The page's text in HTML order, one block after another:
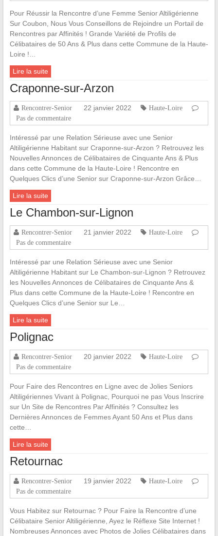
Pour Réussir la Rencontre d’une Femme Senior Altiligérienne
Sur Coubon, Nous Vous Conseillons de Rejoindre un Portail de
Rencontres par Affinités ! Grande Variété de Profils de
Célibataires de 50 Ans & Plus dans cette Commune de la Haute-
Loire !…
Lire la suite
Craponne-sur-Arzon
Rencontrer-Senior 22 janvier 2022
Haute-Loire
Pas de commentaire
Intéressé par une Relation Sérieuse avec une Senior
Altiligérienne Habitant sur Craponne-sur-Arzon ? Retrouvez les
Nouvelles Annonces de Célibataires de Cinquante Ans & Plus
dans cette Commune de la Haute-Loire ! Rencontre en
Quelques Clics d’une Senior sur Craponne-sur-Arzon Grâce…
Lire la suite
Le Chambon-sur-Lignon
Rencontrer-Senior 21 janvier 2022
Haute-Loire
Pas de commentaire
Intéressé par une Relation Sérieuse avec une Senior
Altiligérienne Habitant sur Le Chambon-sur-Lignon ? Retrouvez
les Nouvelles Annonces de Célibataires de Cinquante Ans &
Plus dans cette Commune de la Haute-Loire ! Rencontre en
Quelques Clics d’une Senior sur Le…
Lire la suite
Polignac
Rencontrer-Senior 20 janvier 2022
Haute-Loire
Pas de commentaire
Pour Faire des Rencontres en Ligne avec de Jolies Seniors
Altiligériennes Vivant à Polignac, Pourquoi ne pas Vous Inscrire
sur Un Site de Rencontres Par Affinités ? Consultez les
Dernières Annonces de Femmes Ayant 50 Ans et Plus dans
cette…
Lire la suite
Retournac
Rencontrer-Senior 19 janvier 2022
Haute-Loire
Pas de commentaire
Vous Habitez sur Retournac ? Pour Faire la Rencontre d’une
Célibataire Senior Altiligérienne, Ayez le Réflexe Site Internet !
Nombreuses Annonces avec Photos de Jolies Célibataires dans